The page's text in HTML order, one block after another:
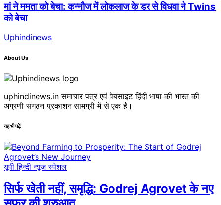
मां ने ममता को बेचा: कन्नौज में लोकलाज के डर से विधवा ने Twins
को बेचा
Uphindinews
About Us
uphindinews.in समाचार पत्र एवं वेबसाइट हिंदी भाषा की भारत की
अग्रणी संगठन प्रकाशन सामग्री में से एक है।
यह भी पढ़ें
यूपी हिन्दी न्यूज स्पेशल
सिर्फ खेती नहीं, समृद्धि: Godrej Agrovet के नए